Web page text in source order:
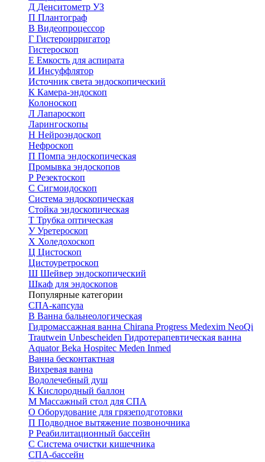
Д Денситометр УЗ
П Плантограф
В Видеопроцессор
Г Гистероирригатор
Гистероскоп
Е Емкость для аспирата
И Инсуффлятор
Источник света эндоскопический
К Камера-эндоскоп
Колоноскоп
Л Лапароскоп
Ларингоскопы
Н Нейроэндоскоп
Нефроскоп
П Помпа эндоскопическая
Промывка эндоскопов
Р Резектоскоп
С Сигмоидоскоп
Система эндоскопическая
Стойка эндоскопическая
Т Трубка оптическая
УУретероскоп
Х Холедохоскоп
Ц Цистоскоп
Цистоуретроскоп
Ш Шейвер эндоскопический
Шкаф для эндоскопов
Популярные категории
СПА-капсула
В Ванна бальнеологическая
Гидромассажная ванна Chirana Progress Medexim NeoQi
Trautwein Unbescheiden Гидротерапевтическая ванна
AquatorBeka Hospitec Meden Inmed
Ванна бесконтактная
Вихревая ванна
Водолечебный душ
К Кислородный баллон
М Массажный стол для СПА
О Оборудование для грязеподготовки
П Подводное вытяжение позвоночника
Р Реабилитационный бассейн
С Система очистки кишечника
СПА-бассейн